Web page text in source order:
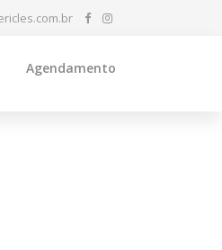
Agendamento